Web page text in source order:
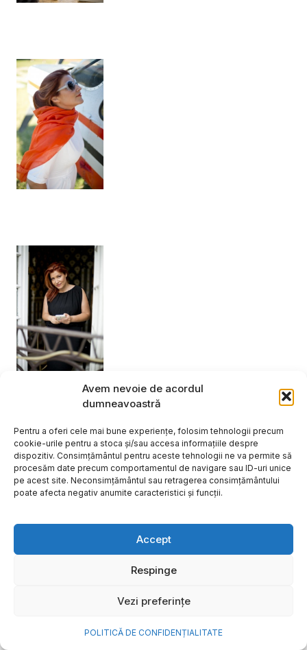
Avem nevoie de acordul
dumneavoastră
Pentru a oferi cele mai bune experiențe, folosim tehnologii precum
cookie-urile pentru a stoca și/sau accesa informațiile despre
dispozitiv. Consimțământul pentru aceste tehnologii ne va permite să
procesăm date precum comportamentul de navigare sau ID-uri unice
pe acest site. Neconsimțământul sau retragerea consimțământului
poate afecta negativ anumite caracteristici și funcții.
Accept
Respinge
Vezi preferințe
POLITICĂ DE CONFIDENȚIALITATE